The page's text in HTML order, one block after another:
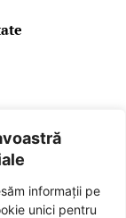
informații pe
unici pentru